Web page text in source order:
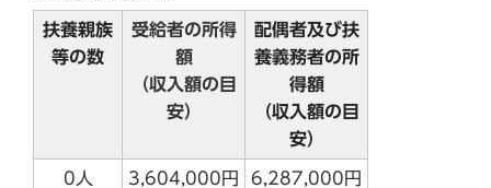
扶養親族
等の数
受給者の所得
額
（収入額の目
安）
配偶者及び扶
養義務者の所
得額
（収入額の目
安）
0人
3,604,000円
6,287,000円